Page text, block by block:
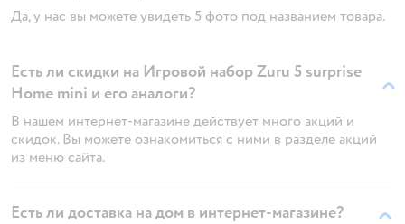
Да, у нас вы можете увидеть 5 фото под названием товара.
Есть ли скидки на Игровой набор Zuru 5 surprise
Home mini и его аналоги?
В нашем интернет-магазине действует много акций и
скидок. Вы можете ознакомиться с ними в разделе акций
из меню сайта.
Есть ли доставка на дом в интернет-магазине?